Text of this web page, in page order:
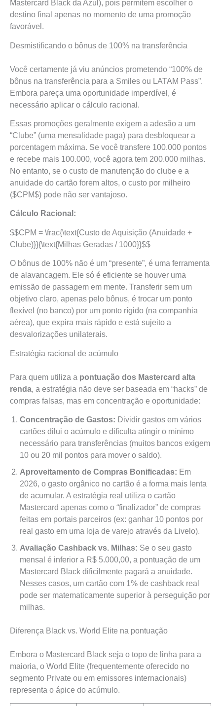
Mastercard Black da Azul), pois permitem escolher o
destino final apenas no momento de uma promoção
favorável.
Desmistificando o bônus de 100% na transferência
Você certamente já viu anúncios prometendo “100% de
bônus na transferência para a Smiles ou LATAM Pass”.
Embora pareça uma oportunidade imperdível, é
necessário aplicar o cálculo racional.
Essas promoções geralmente exigem a adesão a um
“Clube” (uma mensalidade paga) para desbloquear a
porcentagem máxima. Se você transfere 100.000 pontos
e recebe mais 100.000, você agora tem 200.000 milhas.
No entanto, se o custo de manutenção do clube e a
anuidade do cartão forem altos, o custo por milheiro
($CPM$) pode não ser vantajoso.
Cálculo Racional:
$$CPM = \frac{\text{Custo de Aquisição (Anuidade +
Clube)}}{\text{Milhas Geradas / 1000}}$$
O bônus de 100% não é um “presente”, é uma ferramenta
de alavancagem. Ele só é eficiente se houver uma
emissão de passagem em mente. Transferir sem um
objetivo claro, apenas pelo bônus, é trocar um ponto
flexível (no banco) por um ponto rígido (na companhia
aérea), que expira mais rápido e está sujeito a
desvalorizações unilaterais.
Estratégia racional de acúmulo
Para quem utiliza a pontuação dos Mastercard alta
renda, a estratégia não deve ser baseada em “hacks” de
compras falsas, mas em concentração e oportunidade:
Concentração de Gastos: Dividir gastos em vários
cartões dilui o acúmulo e dificulta atingir o mínimo
necessário para transferências (muitos bancos exigem
10 ou 20 mil pontos para mover o saldo).
Aproveitamento de Compras Bonificadas: Em
2026, o gasto orgânico no cartão é a forma mais lenta
de acumular. A estratégia real utiliza o cartão
Mastercard apenas como o “finalizador” de compras
feitas em portais parceiros (ex: ganhar 10 pontos por
real gasto em uma loja de varejo através da Livelo).
Avaliação Cashback vs. Milhas: Se o seu gasto
mensal é inferior a R$ 5.000,00, a pontuação de um
Mastercard Black dificilmente pagará a anuidade.
Nesses casos, um cartão com 1% de cashback real
pode ser matematicamente superior à perseguição por
milhas.
Diferença Black vs. World Elite na pontuação
Embora o Mastercard Black seja o topo de linha para a
maioria, o World Elite (frequentemente oferecido no
segmento Private ou em emissores internacionais)
representa o ápice do acúmulo.